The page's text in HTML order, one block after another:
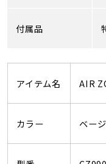
付属品
アイテム名 AIR
カラー ベー